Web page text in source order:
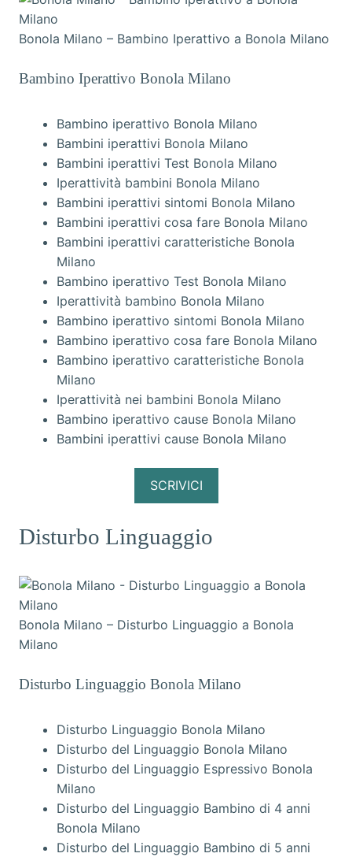
Bonola Milano – Bambino Iperattivo a Bonola Milano
Bambino Iperattivo Bonola Milano
Bambino iperattivo Bonola Milano
Bambini iperattivi Bonola Milano
Bambini iperattivi Test Bonola Milano
Iperattività bambini Bonola Milano
Bambini iperattivi sintomi Bonola Milano
Bambini iperattivi cosa fare Bonola Milano
Bambini iperattivi caratteristiche Bonola
Milano
Bambino iperattivo Test Bonola Milano
Iperattività bambino Bonola Milano
Bambino iperattivo sintomi Bonola Milano
Bambino iperattivo cosa fare Bonola Milano
Bambino iperattivo caratteristiche Bonola
Milano
Iperattività nei bambini Bonola Milano
Bambino iperattivo cause Bonola Milano
Bambini iperattivi cause Bonola Milano
SCRIVICI
Disturbo Linguaggio
Bonola Milano – Disturbo Linguaggio a Bonola
Milano
Disturbo Linguaggio Bonola Milano
Disturbo Linguaggio Bonola Milano
Disturbo del Linguaggio Bonola Milano
Disturbo del Linguaggio Espressivo Bonola
Milano
Disturbo del Linguaggio Bambino di 4 anni
Bonola Milano
Disturbo del Linguaggio Bambino di 5 anni